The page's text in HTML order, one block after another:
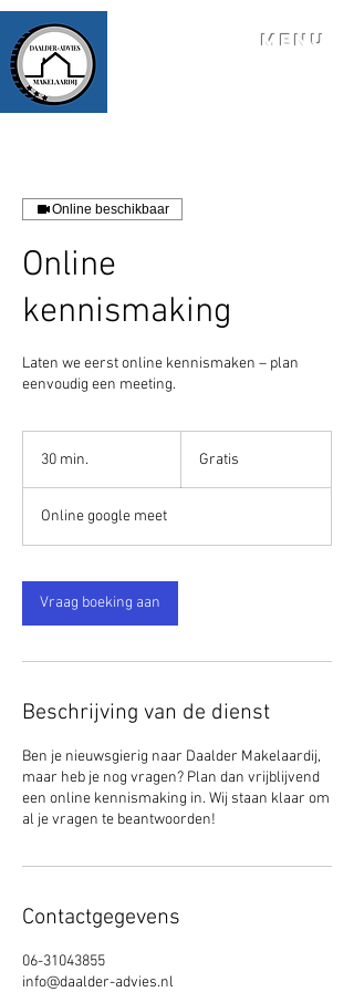
MENU
Online beschikbaar
Online
kennismaking
Laten we eerst online kennismaken – plan
eenvoudig een meeting.
30 min.
i
n
Gratis
Online google meet
Vraag boeking aan
Beschrijving van de dienst
Ben je nieuwsgierig naar Daalder Makelaardij,
maar heb je nog vragen? Plan dan vrijblijvend
een online kennismaking in. Wij staan klaar om
al je vragen te beantwoorden!
Contactgegevens
06-31043855
info@daalder-advies.nl